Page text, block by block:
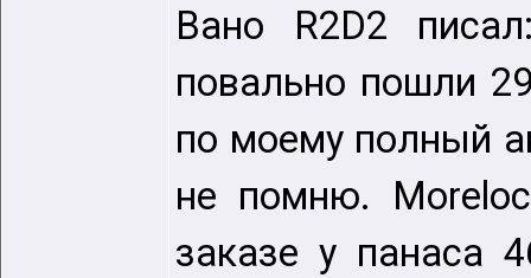
Вано R2D2
повально пошли
по моему полный
не помню.
заказе у панаса